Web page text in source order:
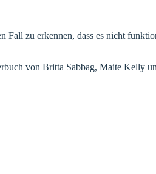
zu erkennen, dass es nicht
von Britta Sabbag, Maite Kelly